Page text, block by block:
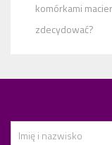
komórkami
zdecydować?